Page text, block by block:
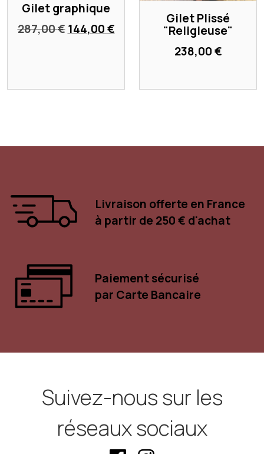
Gilet graphique
287,00€ Le
287,00 €.
144,00€Le
144,00 €.
Gilet Plissé
"Religieuse"
238,00€
Livraison offerte en France
à partir de 250 € d'achat
Paiement sécurisé
par Carte Bancaire
Suivez-nous sur les
réseaux sociaux